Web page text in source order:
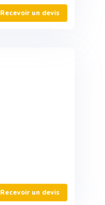
Recevoir un devis
Recevoir un devis